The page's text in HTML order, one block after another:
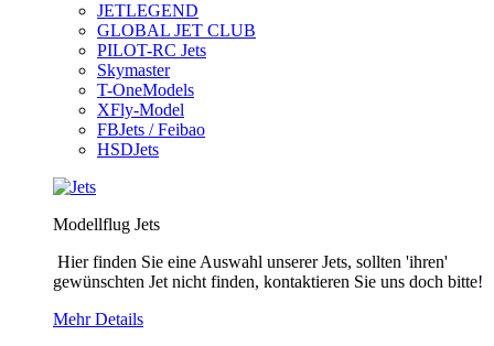
JETLEGEND
GLOBAL JET CLUB
PILOT-RC Jets
Skymaster
T-OneModels
XFly-Model
FBJets / Feibao
HSDJets
Modellflug Jets
Hier finden Sie eine Auswahl unserer Jets, sollten 'ihren'
gewünschten Jet nicht finden, kontaktieren Sie uns doch bitte!
Mehr Details